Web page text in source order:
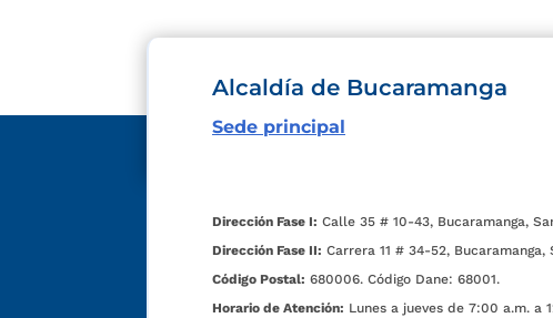
Alcaldía de Bucaramanga
Sede principal
Dirección Fase I: Calle 35 # 10-43, Bucaramanga,
Dirección Fase II: Carrera 11 # 34-52, Bucaramanga,
Código Postal: 680006. Código Dane: 68001.
Horario de Atención: Lunes a jueves de 7:00 a.m. a